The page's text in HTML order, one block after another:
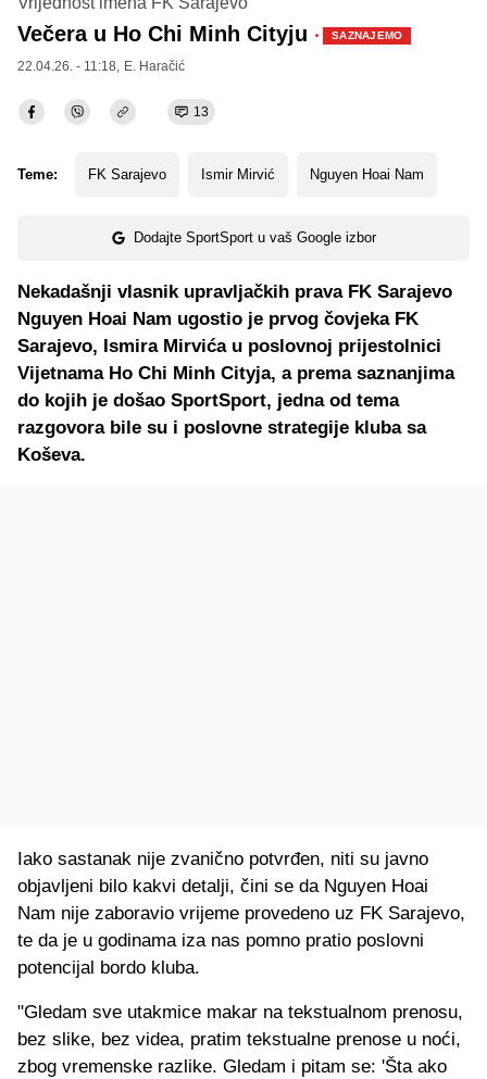
Večera u Ho Chi Minh Cityju · SAZNAJEMO
22.04.26. - 11:18, E. Haračić
13
Teme: FK Sarajevo Ismir Mirvić Nguyen Hoai Nam
Dodajte SportSport u vaš Google izbor
Nekadašnji vlasnik upravljačkih prava FK Sarajevo
Nguyen Hoai Nam ugostio je prvog čovjeka FK
Sarajevo, Ismira Mirvića u poslovnoj prijestolnici
Vijetnama Ho Chi Minh Cityja, a prema saznanjima
do kojih je došao SportSport, jedna od tema
razgovora bile su i poslovne strategije kluba sa
Koševa.
Iako sastanak nije zvanično potvrđen, niti su javno
objavljeni bilo kakvi detalji, čini se da Nguyen Hoai
Nam nije zaboravio vrijeme provedeno uz FK Sarajevo,
te da je u godinama iza nas pomno pratio poslovni
potencijal bordo kluba.
"Gledam sve utakmice makar na tekstualnom prenosu,
bez slike, bez videa, pratim tekstualne prenose u noći,
zbog vremenske razlike. Gledam i pitam se: 'Šta ako